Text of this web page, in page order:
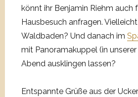
könnt ihr Benjamin Riehm auch
Hausbesuch anfragen.
Waldbaden? Und danach im
mit Panoramakuppel (in
Abend ausklingen lassen?
Entspannte Grüße aus der